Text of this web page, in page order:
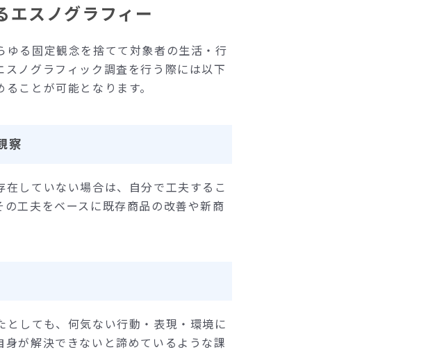
エスノグラフィー
る固定観念を捨てて対象者の生活・行
ノグラフィック調査を行う際には以下
ことが可能となります。
察
していない場合は、自分で工夫するこ
工夫をベースに既存商品の改善や新商
しても、何気ない行動・表現・環境に
が解決できないと諦めているような課